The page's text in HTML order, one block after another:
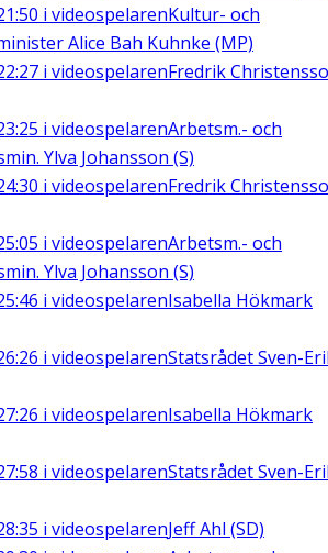
i videospelarenKultur- och
Alice Bah Kuhnke (MP)
i videospelarenFredrik
i videospelarenArbetsm.- och
Ylva Johansson (S)
i videospelarenFredrik
i videospelarenArbetsm.- och
Ylva Johansson (S)
i videospelarenIsabella Hökmark
i videospelarenStatsrådet Sven-
i videospelarenIsabella Hökmark
i videospelarenStatsrådet Sven-
i videospelarenJeff Ahl (SD)